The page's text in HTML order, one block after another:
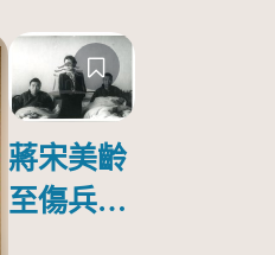
蔣宋美齡
至傷兵醫